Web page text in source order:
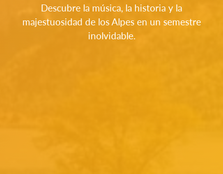
Descubre la música, la historia y la
majestuosidad de los Alpes en un semestre
inolvidable.